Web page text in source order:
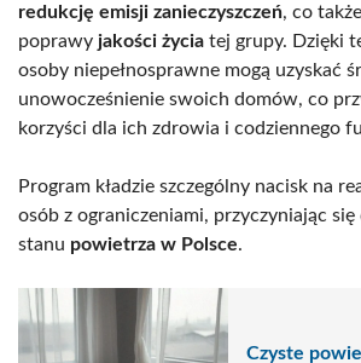
redukcję emisji zanieczyszczeń, co
poprawy jakości życia tej grupy. Dzięki
osoby niepełnosprawne mogą uzyskać
unowocześnienie swoich domów, co
korzyści dla ich zdrowia i codziennego
Program kładzie szczególny nacisk na
osób z ograniczeniami, przyczyniając się
stanu powietrza w Polsce.
Czyste